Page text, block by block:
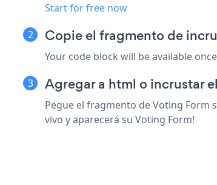
Start for free now
Copie el fragmento de
Your code block will be available
Agregar a html o incrustar
Pegue el fragmento de Voting Form
vivo y aparecerá su Voting Form!